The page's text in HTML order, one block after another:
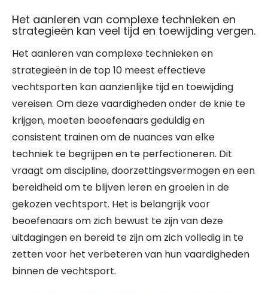
Het aanleren van complexe technieken en
strategieën kan veel tijd en toewijding vergen.
Het aanleren van complexe technieken en
strategieën in de top 10 meest effectieve
vechtsporten kan aanzienlijke tijd en toewijding
vereisen. Om deze vaardigheden onder de knie te
krijgen, moeten beoefenaars geduldig en
consistent trainen om de nuances van elke
techniek te begrijpen en te perfectioneren. Dit
vraagt om discipline, doorzettingsvermogen en een
bereidheid om te blijven leren en groeien in de
gekozen vechtsport. Het is belangrijk voor
beoefenaars om zich bewust te zijn van deze
uitdagingen en bereid te zijn om zich volledig in te
zetten voor het verbeteren van hun vaardigheden
binnen de vechtsport.